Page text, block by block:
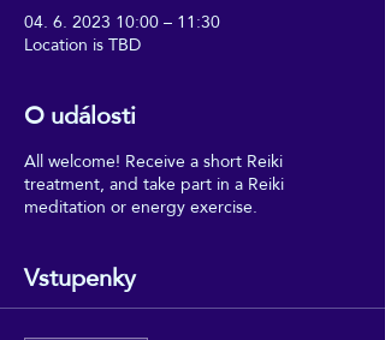
04. 6. 2023 10:00 – 11:30
Location is TBD
O události
All welcome! Receive a short Reiki
treatment, and take part in a Reiki
meditation or energy exercise.
Vstupenky